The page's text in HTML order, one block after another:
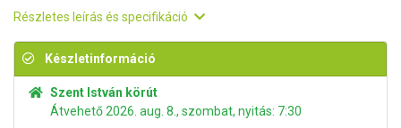
Részletes leírás és specifikáció
Készletinformáció
Szent István körút
Átvehető 2026. aug. 8., szombat, nyitás: 7:30